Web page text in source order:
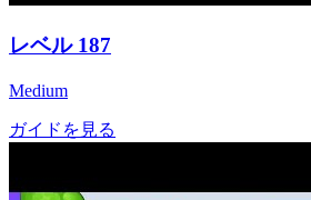
レベル 187
Medium
ガイドを見る